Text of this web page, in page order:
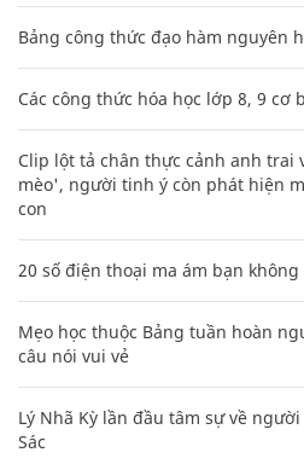
Bảng công thức đạo hàm nguyên
Các công thức hóa học lớp 8, 9 cơ
Clip lột tả chân thực cảnh anh trai
mèo', người tinh ý còn phát hiện
con
20 số điện thoại ma ám bạn
Mẹo học thuộc Bảng tuần hoàn
câu nói vui vẻ
Lý Nhã Kỳ lần đầu tâm sự về
Sác